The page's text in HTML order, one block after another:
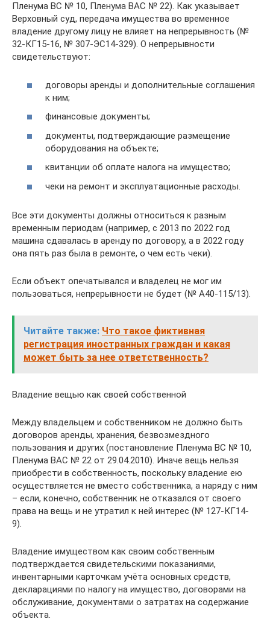
Пленума ВС № 10, Пленума ВАС № 22). Как указывает
Верховный суд, передача имущества во временное
владение другому лицу не влияет на непрерывность (№
32-КГ15-16, № 307-ЭС14-329). О непрерывности
свидетельствуют:
договоры аренды и дополнительные соглашения
к ним;
финансовые документы;
документы, подтверждающие размещение
оборудования на объекте;
квитанции об оплате налога на имущество;
чеки на ремонт и эксплуатационные расходы.
Все эти документы должны относиться к разным
временным периодам (например, с 2013 по 2022 год
машина сдавалась в аренду по договору, а в 2022 году
она пять раз была в ремонте, о чем есть чеки).
Если объект опечатывался и владелец не мог им
пользоваться, непрерывности не будет (№ А40-115/13).
Читайте также: Что такое фиктивная
регистрация иностранных граждан и какая
может быть за нее ответственность?
Владение вещью как своей собственной
Между владельцем и собственником не должно быть
договоров аренды, хранения, безвозмездного
пользования и других (постановление Пленума ВС № 10,
Пленума ВАС № 22 от 29.04.2010). Иначе вещь нельзя
приобрести в собственность, поскольку владение ею
осуществляется не вместо собственника, а наряду с ним
– если, конечно, собственник не отказался от своего
права на вещь и не утратил к ней интерес (№ 127-КГ14-
9).
Владение имуществом как своим собственным
подтверждается свидетельскими показаниями,
инвентарными карточкам учёта основных средств,
декларациями по налогу на имущество, договорами на
обслуживание, документами о затратах на содержание
объекта.